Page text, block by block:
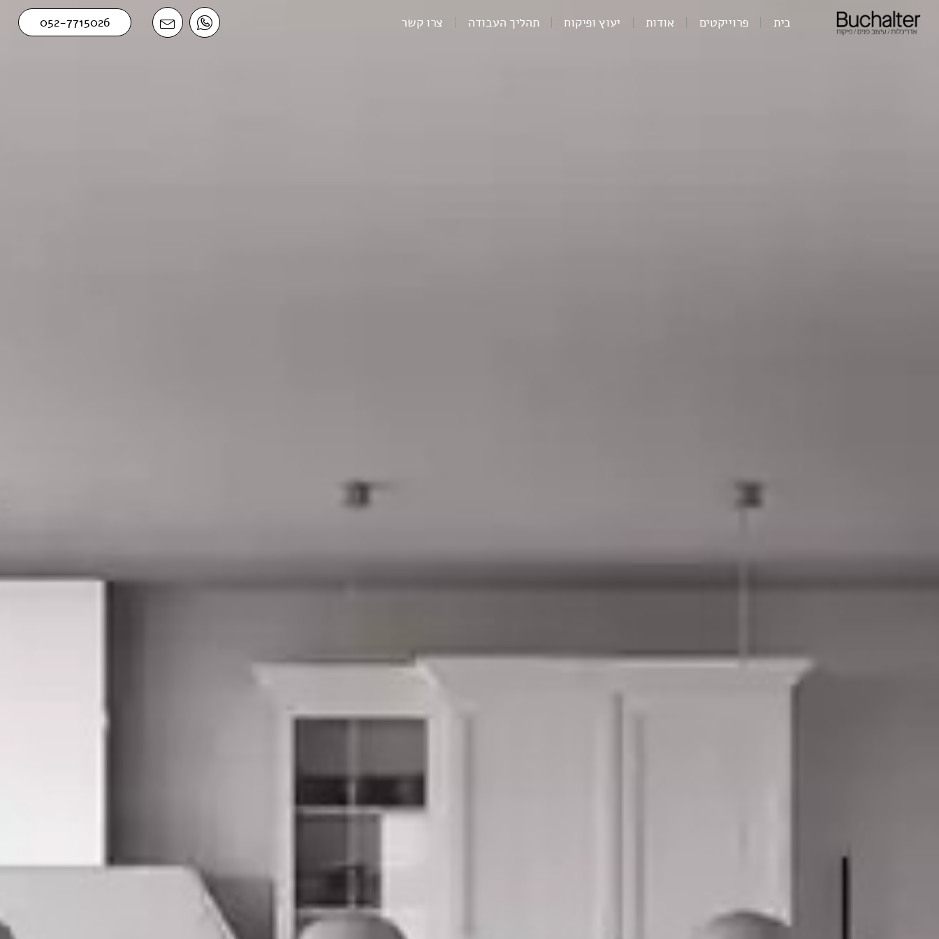
בית פרוייקטים אודות יעוץ ופיקוח תהליך העבודה צרו קשר 052-7715026